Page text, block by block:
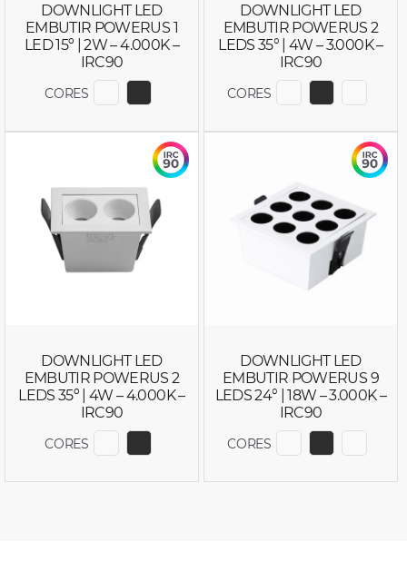
DOWNLIGHT LED
EMBUTIR POWERUS 1
LED 15º | 2W – 4.000K –
IRC90
CORES EXIBIR COR 6780
EXIBIR COR 6781
DOWNLIGHT LED
EMBUTIR POWERUS 2
LEDS 35° | 4W – 3.000K –
IRC90
CORES EXIBIR COR
EXIBIR
DOWNLIGHT LED
EMBUTIR POWERUS 2
LEDS 35º | 4W – 4.000K –
IRC90
CORES EXIBIR COR 6784
EXIBIR COR 6785
DOWNLIGHT LED
EMBUTIR POWERUS 9
LEDS 24° | 18W – 3.000K –
IRC90
CORES EXIBIR COR
EXIBIR